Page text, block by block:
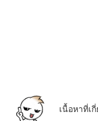
เนื้อหาที่เ